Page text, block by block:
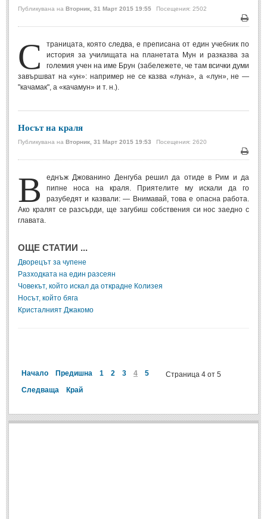
Мъдри мисли
Мъдрости за живота (10)
Мъдрости за любовта (27)
Мъдрости за щастието (5)
Мъдрости за приятелството
Древноримски афоризми
ФИЛОСОФИЯ
Философски мисли
Житейска философия
Философия на любовта
ПРИТЧИ
LATEST NEWS
Публикувана на Вторник, 31 Март 2015 19:55 Посещения: 2502
Печат
С
траницата, която следва, е преписана от един учебник по
история за училищата на планетата Мун и разказва за
големия учен на име Брун (забележете, че там всички думи
завършват на «ун»: например не се казва «луна», а «лун», не —
"качамак", а «качамун» и т. н.).
Носът на краля
Публикувана на Вторник, 31 Март 2015 19:53 Посещения: 2620
Печат
В
еднъж Джованино Денгуба решил да отиде в Рим и да
пипне носа на краля. Приятелите му искали да го
разубедят и казвали: — Внимавай, това е опасна работа.
Ако кралят се разсърди, ще загубиш собствения си нос заедно с
главата.
ОЩЕ СТАТИИ ...
Дворецът за чупене
Разходката на един разсеян
Човекът, който искал да открадне Колизея
Носът, който бяга
Кристалният Джакомо
Страница 4 от 5
Начало Предишна 1 2 3 4
5
Следваща
Край